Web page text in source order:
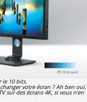
le 10 bits.
votre écran ? Ah ben oui,
sur des écrans 4K, si vous n'en